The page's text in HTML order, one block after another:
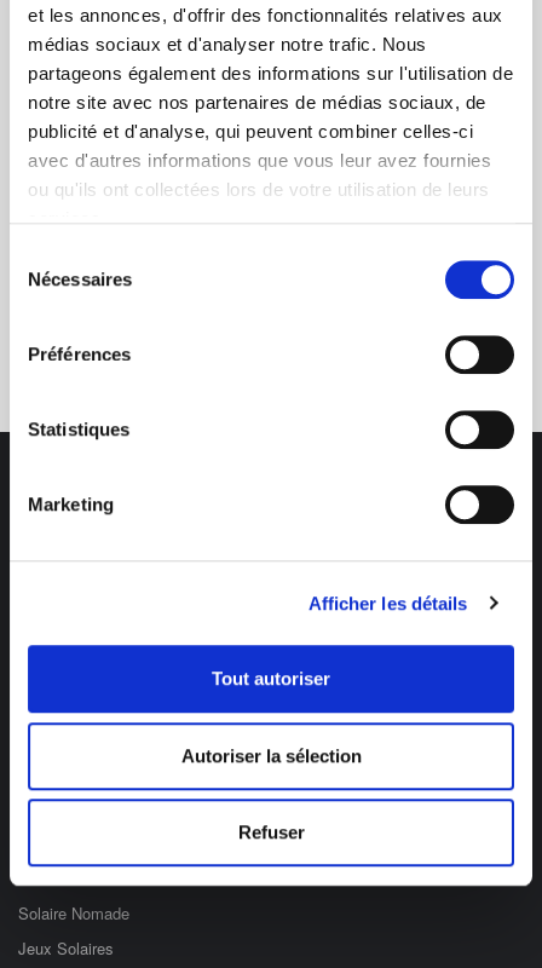
et les annonces, d'offrir des fonctionnalités relatives aux
médias sociaux et d'analyser notre trafic. Nous
partageons également des informations sur l'utilisation de
notre site avec nos partenaires de médias sociaux, de
publicité et d'analyse, qui peuvent combiner celles-ci
avec d'autres informations que vous leur avez fournies
ou qu'ils ont collectées lors de votre utilisation de leurs
Nécessaires
Préférences
Statistiques
Marketing
Afficher les détails
Tout autoriser
Autoriser la sélection
Refuser
+ de 10 ans d'expertise
dans le photovoltaïque
de 8h à 12h et de 14h à 17h
Eclairage Solaire
Solaire Nomade
Jeux Solaires